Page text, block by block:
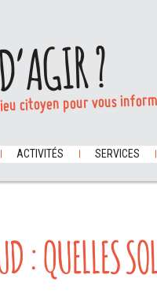
?
citoyen pour vous
ACTIVITÉS SERVICES
: QUELLES